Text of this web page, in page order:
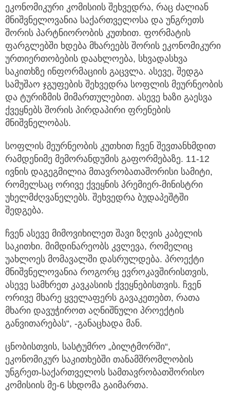
ეკონომიკური კომისიის შეხვედრა, რაც ძალიან
მნიშვნელოვანია საქართველოსა და უნგრეთს
შორის პარტნიორობის კუთხით. ფორმატის
ფარგლებში ხდება მხარეებს შორის ეკონომიკური
ურთიერთობების დაახლოება, სხვადასხვა
საკითხზე ინფორმაციის გაცვლა. ასევე, შედგა
სამუშაო ჯგუფების შეხვედრა სოფლის მეურნეობის
და ტურიზმის მიმართულებით. ასევე ხაზი გაესვა
ქვეყნებს შორის პირდაპირი ფრენების
მნიშვნელობას.
სოფლის მეურნეობის კუთხით ჩვენ შევთანხმდით
რამდენიმე მემორანდუმის გაფორმებაზე. 11-12
ივნის დაგეგმილია მთავრობათაშორისი სამიტი,
რომელსაც ორივე ქვეყნის პრემიერ-მინისტრი
უხელმძღვანელებს. შეხვედრა ბუდაპეშტში
შედგება.
ჩვენ ასევე მიმოვიხილეთ შავი ზღვის კაბელის
საკითხი. მიმდინარეობს კვლევა, რომელიც
უახლოეს მომავალში დასრულდება. პროექტი
მნიშვნელოვანია როგორც ევროკავშირისთვის,
ასევე სამხრეთ კავკასიის ქვეყნებისთვის. ჩვენ
ორივე მხარე ყველაფერს გავაკეთებთ, რათა
მხარი დავუჭიროთ აღნიშნული პროექტის
განვითარებას“, -განაცხადა მან.
ცნობისთვის, სასტუმრო „ბილტმორში“,
ეკონომიკურ საკითხებში თანამშრომლობის
უნგრეთ-საქართველოს სამთავრობათშორისო
კომისიის მე-6 სხდომა გაიმართა.